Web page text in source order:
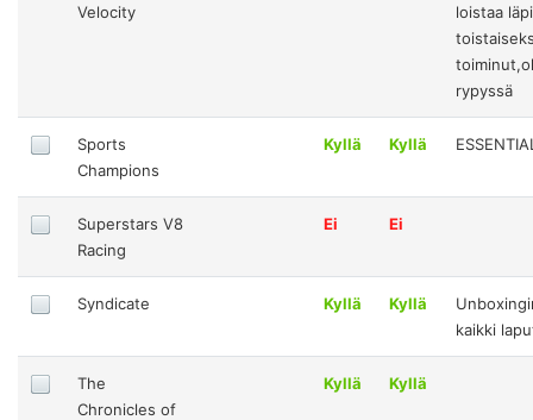
Velocity
loistaa
rypyssä
Sports
Champions
Kyllä Kyllä
Superstars V8
Racing
Ei Ei
Syndicate Kyllä Kyllä
kaikki
The
Chronicles of
Kyllä Kyllä